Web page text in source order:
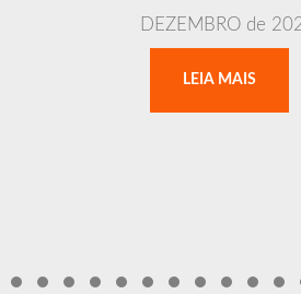
DEZEMBRO de
LEIA MAIS